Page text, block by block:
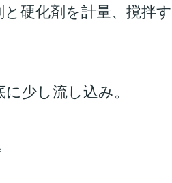
硬化剤を計量、撹拌
少し流し込み。